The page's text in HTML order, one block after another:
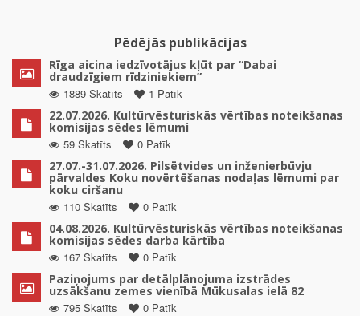
Pēdējās publikācijas
Rīga aicina iedzīvotājus kļūt par “Dabai
draudzīgiem rīdziniekiem”
1889 Skatīts
1 Patīk
22.07.2026. Kultūrvēsturiskās vērtības noteikšanas
komisijas sēdes lēmumi
59 Skatīts
0 Patīk
27.07.-31.07.2026. Pilsētvides un inženierbūvju
pārvaldes Koku novērtēšanas nodaļas lēmumi par
koku ciršanu
110 Skatīts
0 Patīk
04.08.2026. Kultūrvēsturiskās vērtības noteikšanas
komisijas sēdes darba kārtība
167 Skatīts
0 Patīk
Paziņojums par detālplānojuma izstrādes
uzsākšanu zemes vienībā Mūkusalas ielā 82
795 Skatīts
0 Patīk